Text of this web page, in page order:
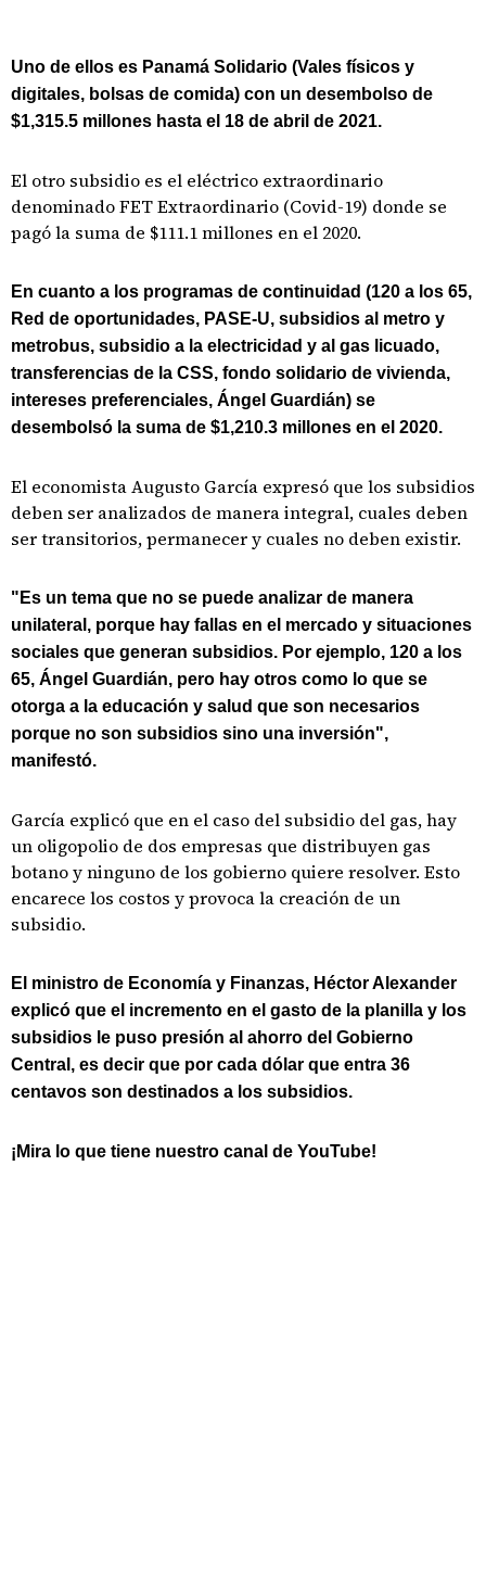
Uno de ellos es Panamá Solidario (Vales físicos y
digitales, bolsas de comida) con un desembolso de
$1,315.5 millones hasta el 18 de abril de 2021.
El otro subsidio es el eléctrico extraordinario
denominado FET Extraordinario (Covid-19) donde se
pagó la suma de $111.1 millones en el 2020.
En cuanto a los programas de continuidad (120 a los 65,
Red de oportunidades, PASE-U, subsidios al metro y
metrobus, subsidio a la electricidad y al gas licuado,
transferencias de la CSS, fondo solidario de vivienda,
intereses preferenciales, Ángel Guardián) se
desembolsó la suma de $1,210.3 millones en el 2020.
El economista Augusto García expresó que los subsidios
deben ser analizados de manera integral, cuales deben
ser transitorios, permanecer y cuales no deben existir.
"Es un tema que no se puede analizar de manera
unilateral, porque hay fallas en el mercado y situaciones
sociales que generan subsidios. Por ejemplo, 120 a los
65, Ángel Guardián, pero hay otros como lo que se
otorga a la educación y salud que son necesarios
porque no son subsidios sino una inversión",
manifestó.
García explicó que en el caso del subsidio del gas, hay
un oligopolio de dos empresas que distribuyen gas
botano y ninguno de los gobierno quiere resolver. Esto
encarece los costos y provoca la creación de un
subsidio.
El ministro de Economía y Finanzas, Héctor Alexander
explicó que el incremento en el gasto de la planilla y los
subsidios le puso presión al ahorro del Gobierno
Central, es decir que por cada dólar que entra 36
centavos son destinados a los subsidios.
¡Mira lo que tiene nuestro canal de YouTube!